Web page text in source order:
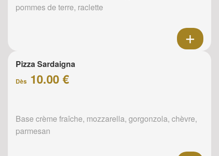
pommes de terre, raclette
Pizza Sardaigna
Dès 10.00 €
Base crème fraîche, mozzarella, gorgonzola, chèvre,
parmesan